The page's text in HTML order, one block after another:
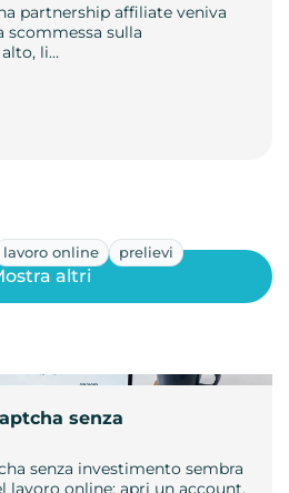
partnership affiliate veniva
scommessa sulla
li…
lavoro online prelievi
senza
senza investimento sembra
lavoro online: apri un account,
altri